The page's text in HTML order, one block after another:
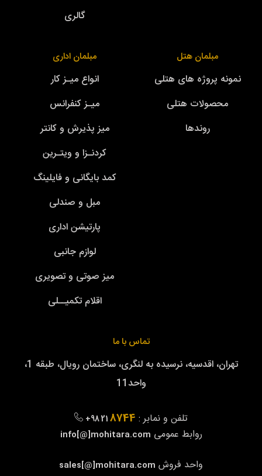
گالری
مبلمان هتل
نمونه پروژه های هتلی
محصولات هتلی
روندها
مبلمان اداری
انواع میـز کار
میـز کنفرانس
میز پذیرش و کانتر
کردنـزا و ویتـرین
کمد بایگانی و فایلینگ
مبل و صندلی
پارتیشن اداری
لوازم جانبی
میز صوتی و تصویری
اقلام تکمیــلی
تماس با ما
تهران، اقدسیه، نرسیده به لنگری، ساختمان رویال، طبقه 1،
واحد11
تلفن و نمابر : +98 218744
روابط عمومی info[@]mohitara.com
واحد فروش sales[@]mohitara.com